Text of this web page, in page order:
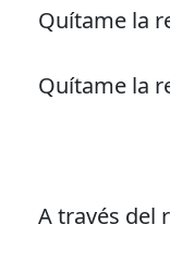
Quítame la
Quítame la
A través del